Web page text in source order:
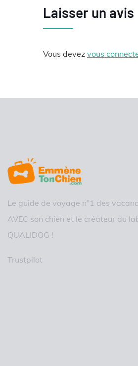
Laisser un avis
Vous devez vous
Le guide de voyage n°1 des
AVEC son chien et le créateur du
QUALIDOG !
Trustpilot